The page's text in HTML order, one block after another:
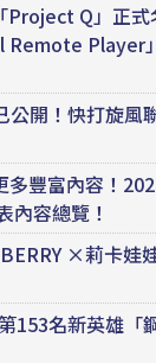
Project Q」正式
Remote Player
公開！快打旋風
多豐富內容！
內容總覽！
×莉卡娃
名新英雄「